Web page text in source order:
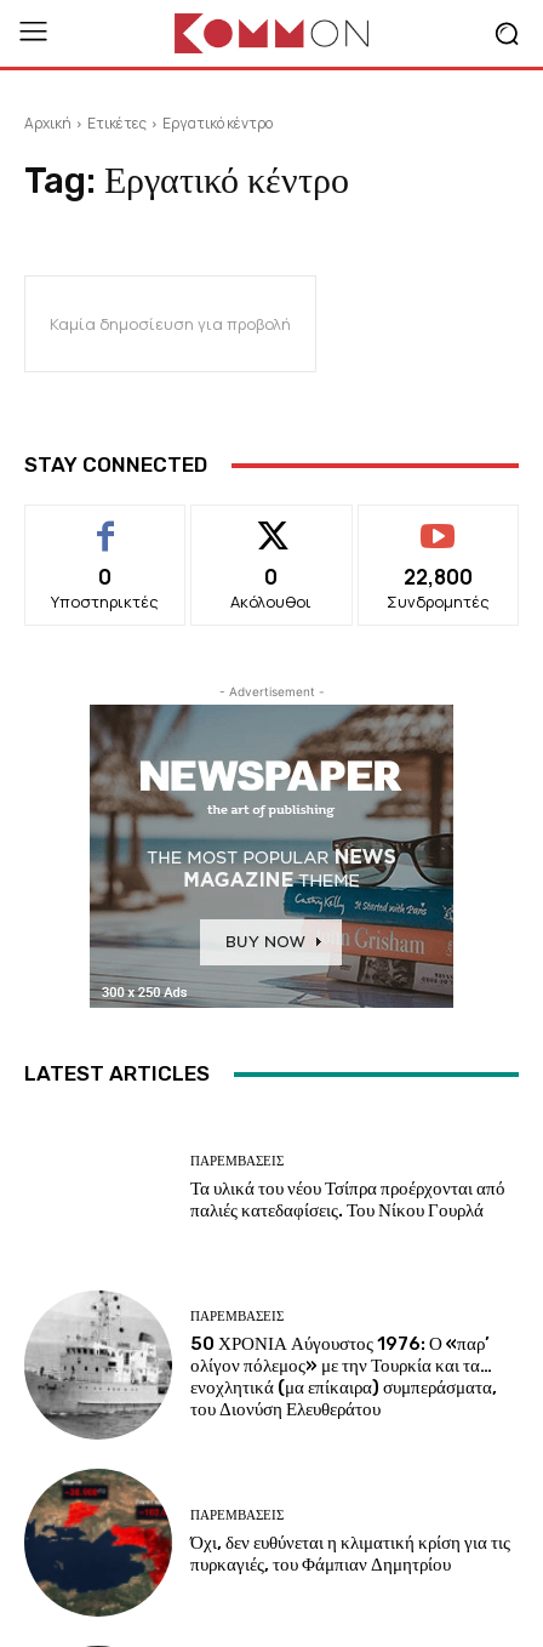
Αρχική Ετικέτες Εργατικό κέντρο
Tag: Εργατικό κέντρο
Καμία δημοσίευση για προβολή
STAY CONNECTED
0
Υποστηρικτές
0
Ακόλουθοι
22,800
Συνδρομητές
- Advertisement -
LATEST ARTICLES
ΠΑΡΕΜΒΑΣΕΙΣ
Τα υλικά του νέου Τσίπρα προέρχονται από
παλιές κατεδαφίσεις. Του Νίκου Γουρλά
ΠΑΡΕΜΒΑΣΕΙΣ
50 ΧΡΟΝΙΑ Αύγουστος 1976: Ο «παρ’
ολίγον πόλεμος» με την Τουρκία και τα…
ενοχλητικά (μα επίκαιρα) συμπεράσματα,
του Διονύση Ελευθεράτου
ΠΑΡΕΜΒΑΣΕΙΣ
Όχι, δεν ευθύνεται η κλιματική κρίση για τις
πυρκαγιές, του Φάμπιαν Δημητρίου